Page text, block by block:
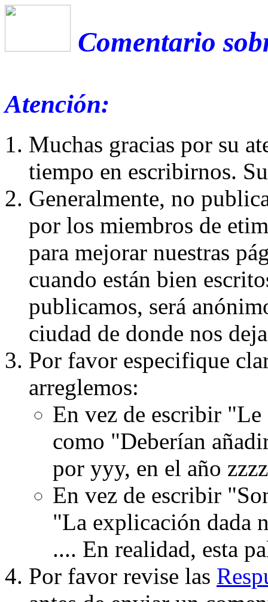
Comentario
Atención:
Muchas gracias por su
tiempo en escribirnos.
Generalmente, no
por los miembros de
para mejorar nuestras
cuando están bien
publicamos, será
ciudad de donde nos
Por favor especifique
arreglemos:
En vez de escribir
como "Deberían
por yyy, en el año
En vez de escribir
"La explicación dada
.... En realidad, esta
Por favor revise las